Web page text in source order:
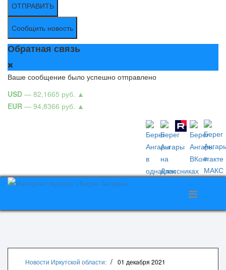
ОТПРАВИТЬ
Сообщить новость
Обратная связь
Ваше сообщение было успешно отправлено
USD — 82,1665 руб. ▲
EUR — 94,8366 руб. ▲
Новости Иркутской области: 01 декабря 2021